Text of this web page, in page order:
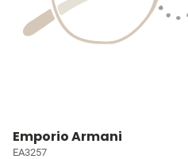
Emporio Armani
EA3257